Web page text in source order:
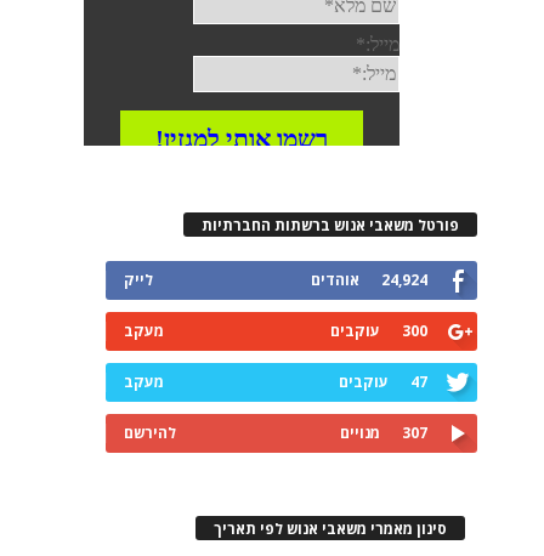
פורטל משאבי אנוש ברשתות החברתיות
24,924 אוהדים לייק
300 עוקבים מעקב
47 עוקבים מעקב
307 מנויים להירשם
סינון מאמרי משאבי אנוש לפי תאריך